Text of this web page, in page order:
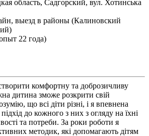
область, Садгорский, вул. Хотинська
выезд в районы (Калиновский
)
22 года)
комфортну та доброзичливу
дитина зможе розкрити свій
що всі діти різні, і я впевнена
до кожного з них з огляду на їхні
та потреби. За роки роботи я
методик, які допомагають дітям